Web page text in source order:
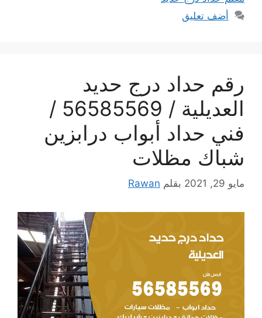
أضف تعليق
رقم حداد درج حديد
العديلية / 56585569 /
فني حداد أبواب درابزين
شباك مظلات
مايو 29, 2021 بقلم Rawan